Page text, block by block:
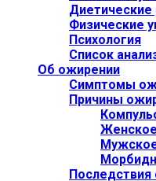
Физические
Психология
Список
Об ожирении
Симптомы
Причины